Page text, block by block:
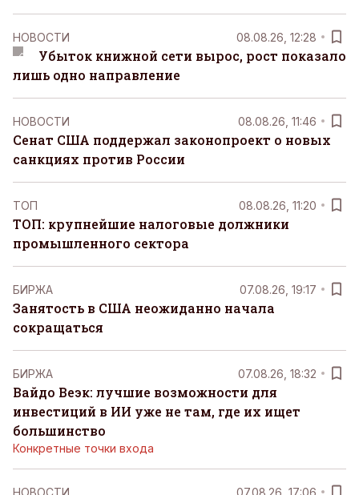
НОВОСТИ 08.08.26, 12:28
Убыток книжной сети вырос, рост показало
лишь одно направление
НОВОСТИ 08.08.26, 11:46
Сенат США поддержал законопроект о новых
санкциях против России
ТОП 08.08.26, 11:20
ТОП: крупнейшие налоговые должники
промышленного сектора
БИРЖА 07.08.26, 19:17
Занятость в США неожиданно начала
сокращаться
БИРЖА 07.08.26, 18:32
Вайдо Веэк: лучшие возможности для
инвестиций в ИИ уже не там, где их ищет
большинство
Конкретные точки входа
НОВОСТИ 07.08.26, 17:06